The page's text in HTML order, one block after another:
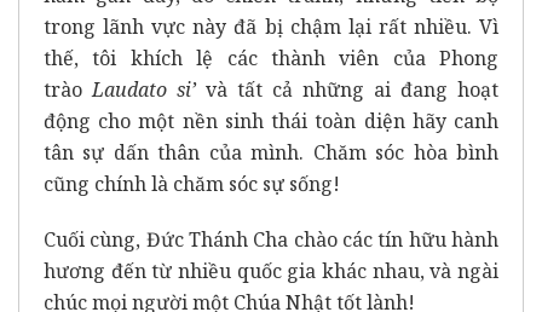
trong lãnh vực này đã bị chậm lại rất nhiều. Vì
thế, tôi khích lệ các thành viên của Phong
tràoLaudato si’và tất cả những ai đang hoạt
động cho một nền sinh thái toàn diện hãy canh
tân sự dấn thân của mình. Chăm sóc hòa bình
cũng chính là chăm sóc sự sống!
Cuối cùng, Đức Thánh Cha chào các tín hữu hành
hương đến từ nhiều quốc gia khác nhau, và ngài
chúc mọi người một Chúa Nhật tốt lành!